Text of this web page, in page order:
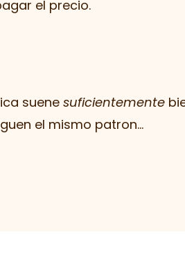
el precio.
suenesuficientemente
el mismo patron...